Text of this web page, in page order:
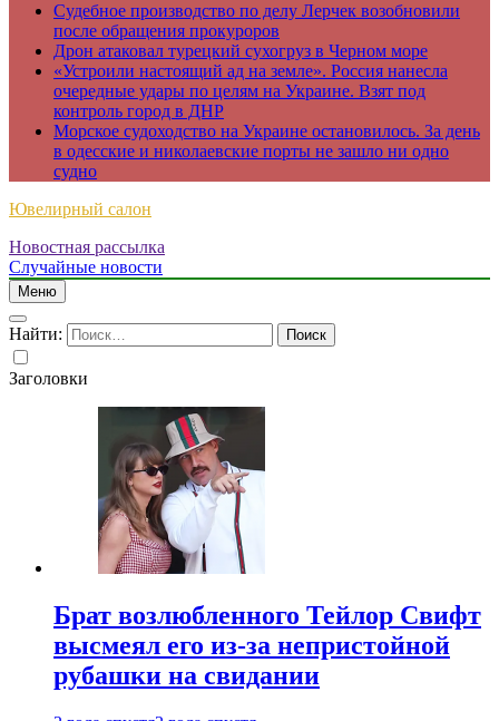
Судебное производство по делу Лерчек возобновили
после обращения прокуроров
Дрон атаковал турецкий сухогруз в Черном море
«Устроили настоящий ад на земле». Россия нанесла
очередные удары по целям на Украине. Взят под
контроль город в ДНР
Морское судоходство на Украине остановилось. За день
в одесские и николаевские порты не зашло ни одно
судно
Ювелирный салон
Новостная рассылка
Случайные новости
Меню
Найти:
Заголовки
Брат возлюбленного Тейлор Свифт
высмеял его из-за непристойной
рубашки на свидании